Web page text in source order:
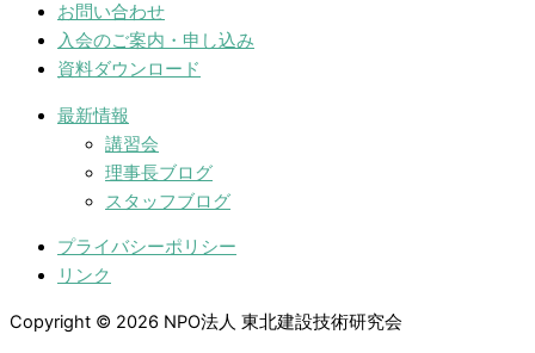
お問い合わせ
入会のご案内・申し込み
資料ダウンロード
最新情報
講習会
理事長ブログ
スタッフブログ
プライバシーポリシー
リンク
Copyright © 2026 NPO法人 東北建設技術研究会